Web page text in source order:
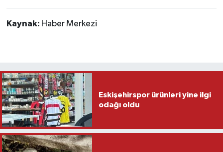
Kaynak: Haber Merkezi
Eskişehirspor ürünleri yine ilgi
odağı oldu